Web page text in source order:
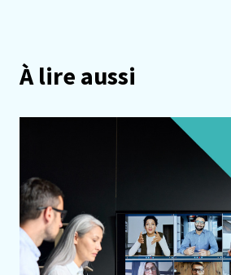
À lire aussi